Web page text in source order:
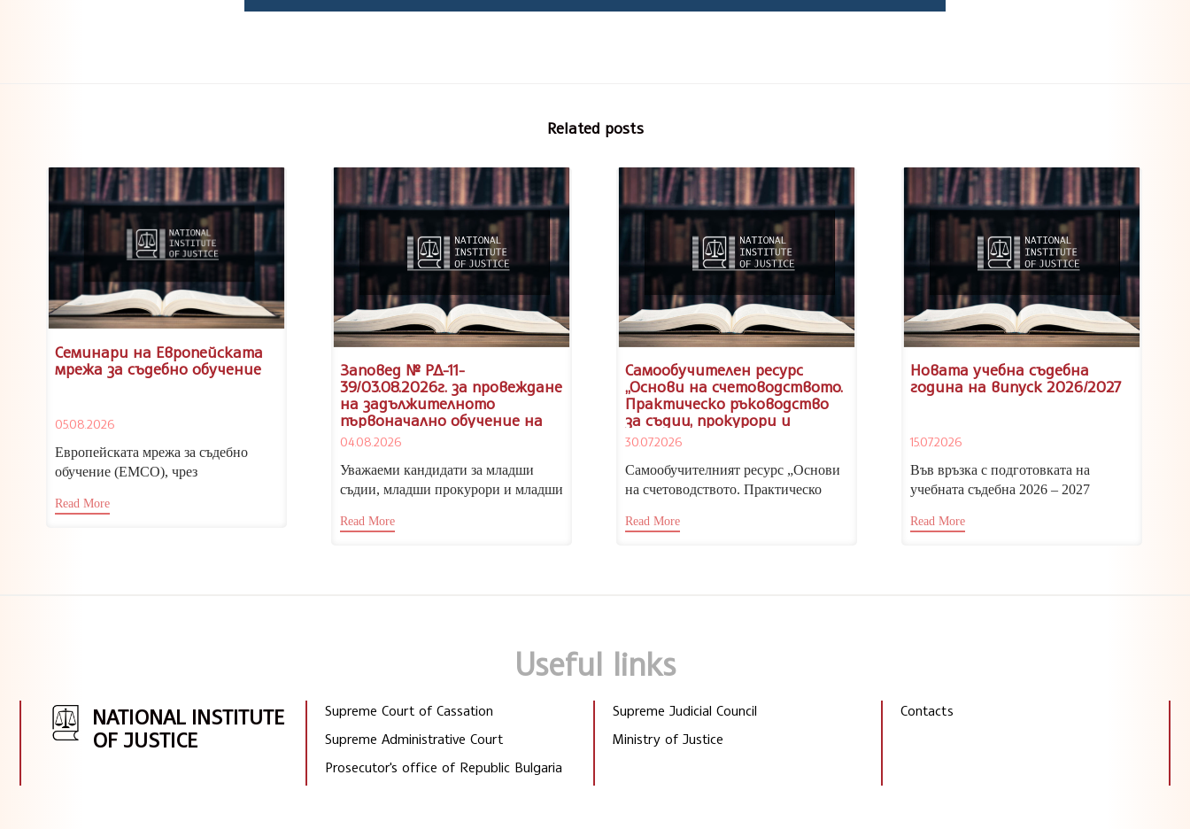
Related posts
Семинари на Европейската
мрежа за съдебно обучение
05.08.2026
Европейската мрежа за съдебно
обучение (ЕМСО), чрез
правосъдието, отправя покана за
Read More
Заповед № РД-11-
39/03.08.2026г. за провеждане
на задължителното
първоначално обучение на
кандидатите за младши
съдии, младши прокурори и
младши следователи, випуск
2026/2027 г.
04.08.2026
Уважаеми кандидати за младши
съдии, младши прокурори и младши
откриване на учебната година...
Read More
Самообучителен ресурс
„Основи на счетоводството.
Практическо ръководство
за съдии, прокурори и
следователи“, достъпен в
Портала за електронно
обучение на НИП.
30.07.2026
Самообучителният ресурс „Основи
на счетоводството. Практическо
гл. ас. д-р Николай...
Read More
Новата учебна съдебна
година на випуск 2026/2027
15.07.2026
Във връзка с подготовката на
учебната съдебна 2026 – 2027
директор на...
Read More
Useful links
NATIONAL INSTITUTE
OF JUSTICE
Supreme Court of Cassation
Supreme Administrative Court
Prosecutor's office of Republic Bulgaria
Supreme Judicial Council
Ministry of Justice
Contacts